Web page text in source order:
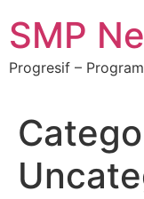
SMP
Progresif –